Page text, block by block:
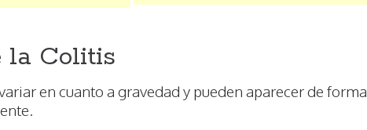
la Colitis
en cuanto a gravedad y pueden aparecer de forma